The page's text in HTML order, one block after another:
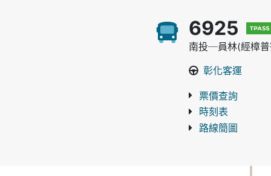
6925
南投─員林(經樟
彰化客運
票價查詢
時刻表
路線簡圖